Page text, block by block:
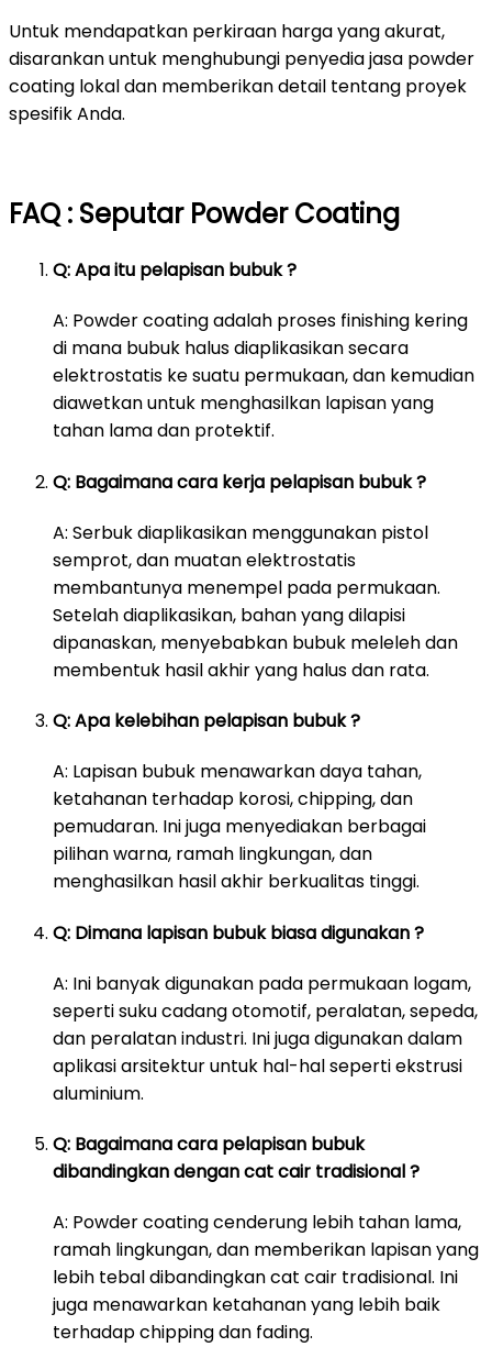
Untuk mendapatkan perkiraan harga yang akurat,
disarankan untuk menghubungi penyedia jasa powder
coating lokal dan memberikan detail tentang proyek
spesifik Anda.
FAQ : Seputar Powder Coating
Q: Apa itu pelapisan bubuk ?
A: Powder coating adalah proses finishing kering
di mana bubuk halus diaplikasikan secara
elektrostatis ke suatu permukaan, dan kemudian
diawetkan untuk menghasilkan lapisan yang
tahan lama dan protektif.
Q: Bagaimana cara kerja pelapisan bubuk ?
A: Serbuk diaplikasikan menggunakan pistol
semprot, dan muatan elektrostatis
membantunya menempel pada permukaan.
Setelah diaplikasikan, bahan yang dilapisi
dipanaskan, menyebabkan bubuk meleleh dan
membentuk hasil akhir yang halus dan rata.
Q: Apa kelebihan pelapisan bubuk ?
A: Lapisan bubuk menawarkan daya tahan,
ketahanan terhadap korosi, chipping, dan
pemudaran. Ini juga menyediakan berbagai
pilihan warna, ramah lingkungan, dan
menghasilkan hasil akhir berkualitas tinggi.
Q: Dimana lapisan bubuk biasa digunakan ?
A: Ini banyak digunakan pada permukaan logam,
seperti suku cadang otomotif, peralatan, sepeda,
dan peralatan industri. Ini juga digunakan dalam
aplikasi arsitektur untuk hal-hal seperti ekstrusi
aluminium.
Q: Bagaimana cara pelapisan bubuk
dibandingkan dengan cat cair tradisional ?
A: Powder coating cenderung lebih tahan lama,
ramah lingkungan, dan memberikan lapisan yang
lebih tebal dibandingkan cat cair tradisional. Ini
juga menawarkan ketahanan yang lebih baik
terhadap chipping dan fading.